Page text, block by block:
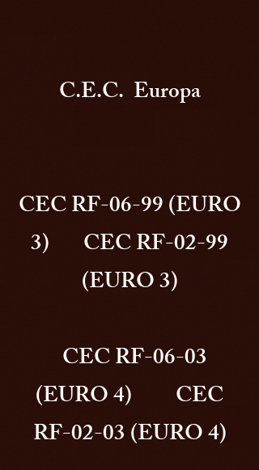
C.E.C. Europa
CEC RF-06-99 (EURO
3) CEC RF-02-99
(EURO 3)
CEC RF-06-03
(EURO 4) CEC
RF-02-03 (EURO 4)